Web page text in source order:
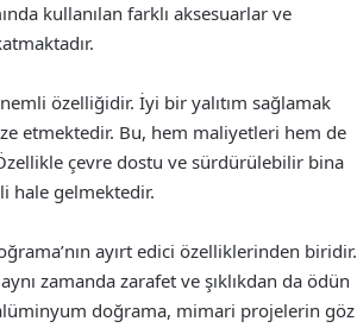
kullanılan farklı aksesuarlar ve
özelliğidir. İyi bir yalıtım sağlamak
etmektedir. Bu, hem maliyetleri hem de
çevre dostu ve sürdürülebilir bina
hale gelmektedir.
ayırt edici özelliklerinden biridir.
zamanda zarafet ve şıklıkdan da ödün
doğrama, mimari projelerin göz